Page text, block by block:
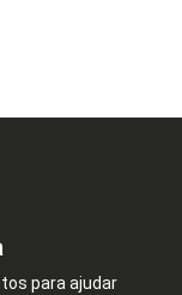
para ajudar